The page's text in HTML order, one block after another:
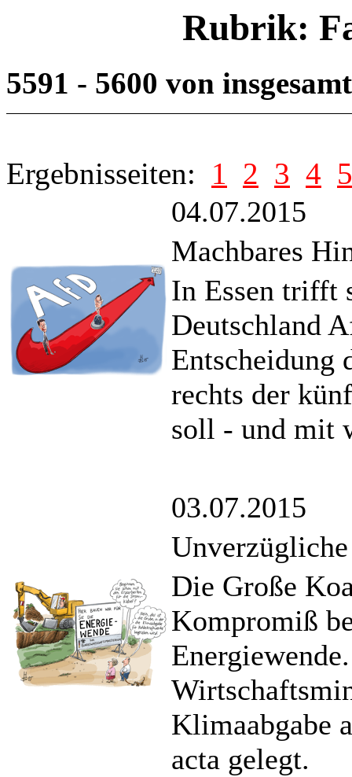
Rubrik:
5591 - 5600 von
Ergebnisseiten: 1 2 3 4 5
04.07.2015
Machbares
In Essen trifft
Deutschland
Entscheidung
rechts der
soll - und mit
03.07.2015
Die Große
Kompromiß
Klimaabgabe
acta gelegt.